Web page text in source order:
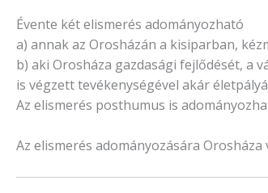
Évente két elismerés adományozható
a) annak az Orosházán a kisiparban,
b) aki Orosháza gazdasági fejlődését, a
is végzett tevékenységével akár
Az elismerés posthumus is
Az elismerés adományozására